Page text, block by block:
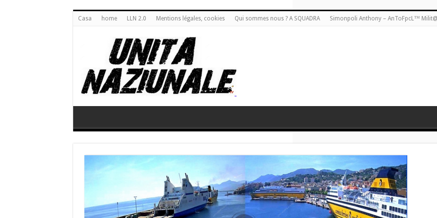
Casa home LLN 2.0 Mentions légales, cookies Qui sommes nous ? A SQUADRA Simonpoli Anthony – AnToFpcL™